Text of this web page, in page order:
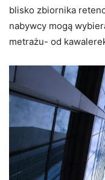
blisko zbiornika
nabywcy mogą
metrażu- od